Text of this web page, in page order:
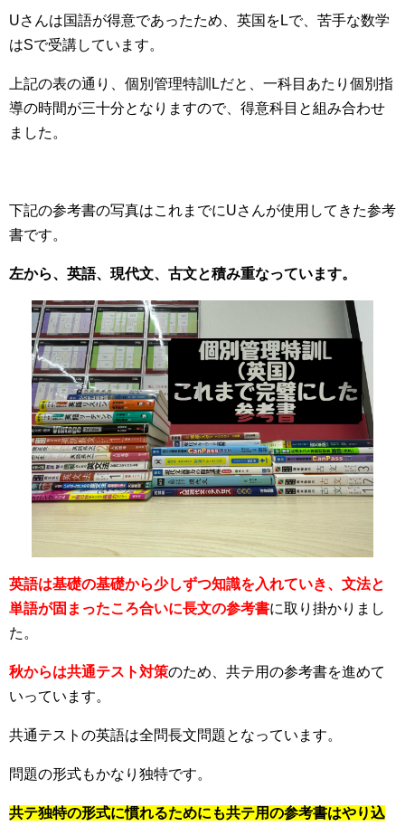
Uさんは国語が得意であったため、英国をLで、苦手な数学
はSで受講しています。
上記の表の通り、個別管理特訓Lだと、一科目あたり個別指
導の時間が三十分となりますので、得意科目と組み合わせ
ました。
下記の参考書の写真はこれまでにUさんが使用してきた参考
書です。
左から、英語、現代文、古文と積み重なっています。
英語は基礎の基礎から少しずつ知識を入れていき、文法と
単語が固まったころ合いに長文の参考書に取り掛かりまし
た。
秋からは共通テスト対策のため、共テ用の参考書を進めて
いっています。
共通テストの英語は全問長文問題となっています。
問題の形式もかなり独特です。
共テ独特の形式に慣れるためにも共テ用の参考書はやり込